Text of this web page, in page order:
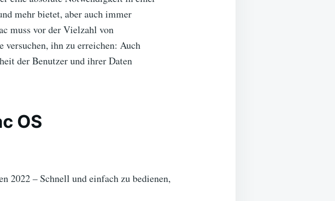
mehr bietet, aber auch immer
muss vor der Vielzahl von
versuchen, ihn zu erreichen: Auch
der Benutzer und ihrer Daten
OS
2022 – Schnell und einfach zu bedienen,